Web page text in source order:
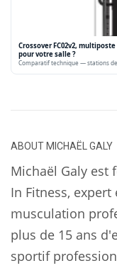
Crossover FC02v2,
pour votre salle ?
Comparatif technique — stations
ABOUT MICHAËL GALY
Michaël Galy est
In Fitness,
musculation
plus de 15 ans
sportif